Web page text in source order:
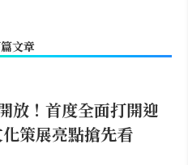
文章
放！首度全面打開迎
策展亮點搶先看